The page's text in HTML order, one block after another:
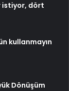
istiyor, dört
kullanmayın
Dönüşüm